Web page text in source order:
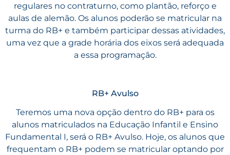
regulares no contraturno, como plantão, reforço e
aulas de alemão. Os alunos poderão se matricular na
turma do RB+ e também participar dessas atividades,
uma vez que a grade horária dos eixos será adequada
a essa programação.
RB+ Avulso
Teremos uma nova opção dentro do RB+ para os
alunos matriculados na Educação Infantil e Ensino
Fundamental I, será o RB+ Avulso. Hoje, os alunos que
frequentam o RB+ podem se matricular optando por